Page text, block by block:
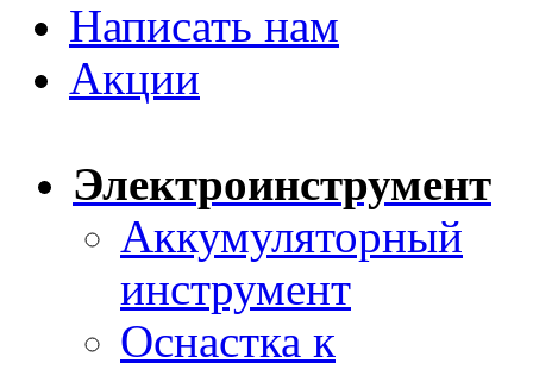
Написать нам
Акции
Электроинструмент
Аккумуляторный
инструмент
Оснастка к